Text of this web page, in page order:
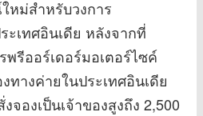
หม่สำหรับวงการ
ะเทศอินเดีย หลังจากที่
พรีออร์เดอร์มอเตอร์ไซค์
างค่ายในประเทศอินเดีย
จองเป็นเจ้าของสูงถึง 2,500